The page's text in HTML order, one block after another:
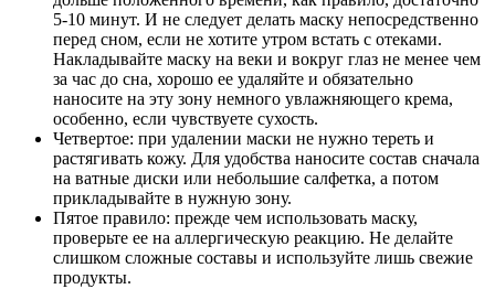
5-10 минут. И не следует делать маску непосредственно
перед сном, если не хотите утром встать с отеками.
Накладывайте маску на веки и вокруг глаз не менее чем
за час до сна, хорошо ее удаляйте и обязательно
наносите на эту зону немного увлажняющего крема,
особенно, если чувствуете сухость.
Четвертое: при удалении маски не нужно тереть и
растягивать кожу. Для удобства наносите состав сначала
на ватные диски или небольшие салфетка, а потом
прикладывайте в нужную зону.
Пятое правило: прежде чем использовать маску,
проверьте ее на аллергическую реакцию. Не делайте
слишком сложные составы и используйте лишь свежие
продукты.